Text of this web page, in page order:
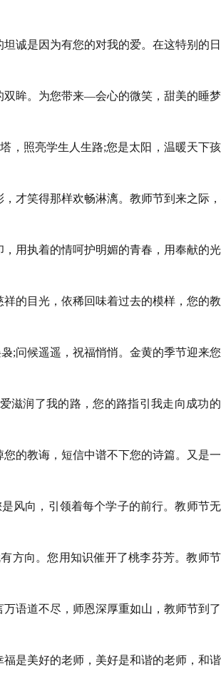
诚是因为有您的对我的爱。在这特别的
眸。为您带来—会心的微笑，甜美的睡梦
，照亮学生人生路;您是太阳，温暖天下
才笑得那样欢畅淋漓。教师节到来之际
用执着的情呵护明媚的青春，用奉献的
的目光，依稀回味着过去的模样，您的
;问候遥遥，祝福悄悄。金黄的季节迎来
滋润了我的路，您的路指引我走向成功
的教诲，短信中谱不下您的诗篇。又是
风向，引领着每个学子的前行。教师节
方向。您用知识催开了桃李芬芳。教师节
语道不尽，师恩深厚重如山，教师节到了
是美好的老师，美好是和谐的老师，和